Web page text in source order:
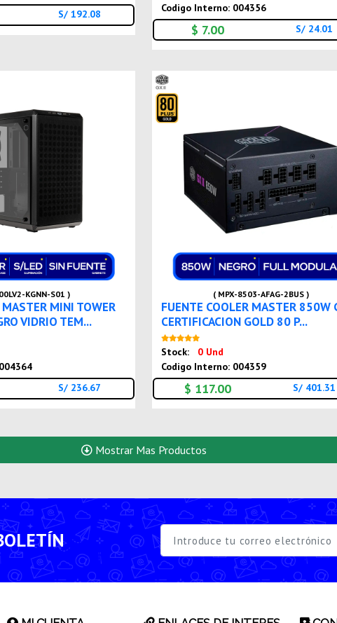
S/ 192.08
Codigo Interno: 004356
$ 7.00 S/ 24.01
KGNN-S01 )
MASTER MINI TOWER
VIDRIO TEM...
S/ 236.67
( MPX-8503-AFAG-2BUS )
FUENTE COOLER MASTER 850W
CERTIFICACION GOLD 80 P...
Stock:
0 Und
Codigo Interno: 004359
$ 117.00 S/ 401.31
Mostrar Mas Productos